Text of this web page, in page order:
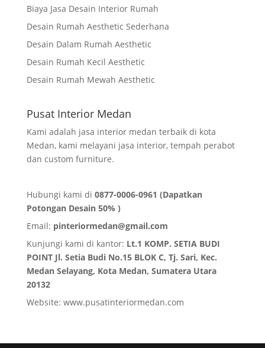
Biaya Jasa Desain Interior Rumah
Desain Rumah Aesthetic Sederhana
Desain Dalam Rumah Aesthetic
Desain Rumah Kecil Aesthetic
Desain Rumah Mewah Aesthetic
Pusat Interior Medan
Kami adalah jasa interior medan terbaik di kota
Medan, kami melayani jasa interior, tempah perabot
dan custom furniture.
Hubungi kami di 0877-0006-0961 (Dapatkan
Potongan Desain 50% )
Email: pinteriormedan@gmail.com
Kunjungi kami di kantor: Lt.1 KOMP. SETIA BUDI
POINT Jl. Setia Budi No.15 BLOK C, Tj. Sari, Kec.
Medan Selayang, Kota Medan, Sumatera Utara
20132
Website: www.pusatinteriormedan.com